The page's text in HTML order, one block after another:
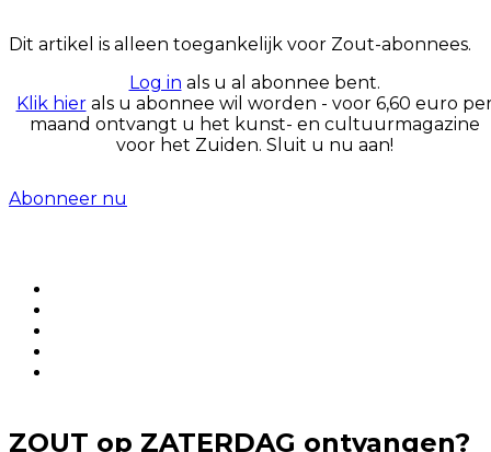
Dit artikel is alleen toegankelijk voor Zout-abonnees.
Log in als u al abonnee bent.
Klik hierals u abonnee wil worden - voor 6,60 euro
maand ontvangt u het kunst- en cultuurmagazine
voor het Zuiden. Sluit u nu aan!
Abonneer nu
ZOUT op ZATERDAG ontvangen?